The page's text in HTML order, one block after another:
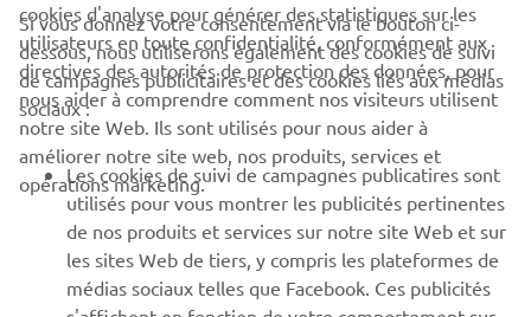
17 Mai 2026
Yamaha Motor Europe, fournisseur officiel de
Luna Rossa pour la 38ᵉ édition de l'America’s Cup
cookies d'analyse pour générer des statistiques sur les
utilisateurs en toute confidentialité, conformément aux
directives des autorités de protection des données, pour
nous aider à comprendre comment nos visiteurs utilisent
notre site Web. Ils sont utilisés pour nous aider à
améliorer notre site web, nos produits, services et
opérations marketing.
Si vous donnez votre consentement via le bouton ci-
dessous, nous utiliserons également des cookies de suivi
de campagnes publicitaires et des cookies liés aux médias
sociaux :
Les cookies de suivi de campagnes publicatires sont
utilisés pour vous montrer les publicités pertinentes
de nos produits et services sur notre site Web et sur
les sites Web de tiers, y compris les plateformes de
médias sociaux telles que Facebook. Ces publicités